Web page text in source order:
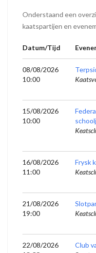
Onderstaand een
kaatspartijen en
Datum/Tijd
08/08/2026
10:00
15/08/2026
10:00
16/08/2026
11:00
Frysk
21/08/2026
19:00
22/08/2026
Club